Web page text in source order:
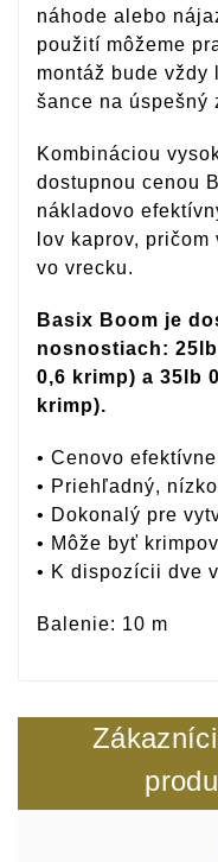
náhode alebo
použití môžeme
montáž bude
šance na úspešný
Kombináciou
dostupnou cenou
nákladovo
lov kaprov,
vo vrecku.
Basix Boom je
nosnostiach:
0,6 krimp) a 35lb
krimp).
• Cenovo efektívne
• Priehľadný,
• Dokonalý pre
• Môže byť
• K dispozícii dve
Balenie: 10 m